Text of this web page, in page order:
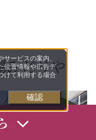
どりや
ービスの案内、
位置情報や広告デ
けて利用する場合
確認